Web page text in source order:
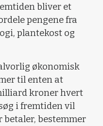
bliver et
pengene fra
plantekost og
økonomisk
til enten at
kroner hvert
i fremtiden vil
betaler, bestemmer